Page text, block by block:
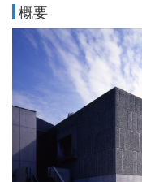
概要